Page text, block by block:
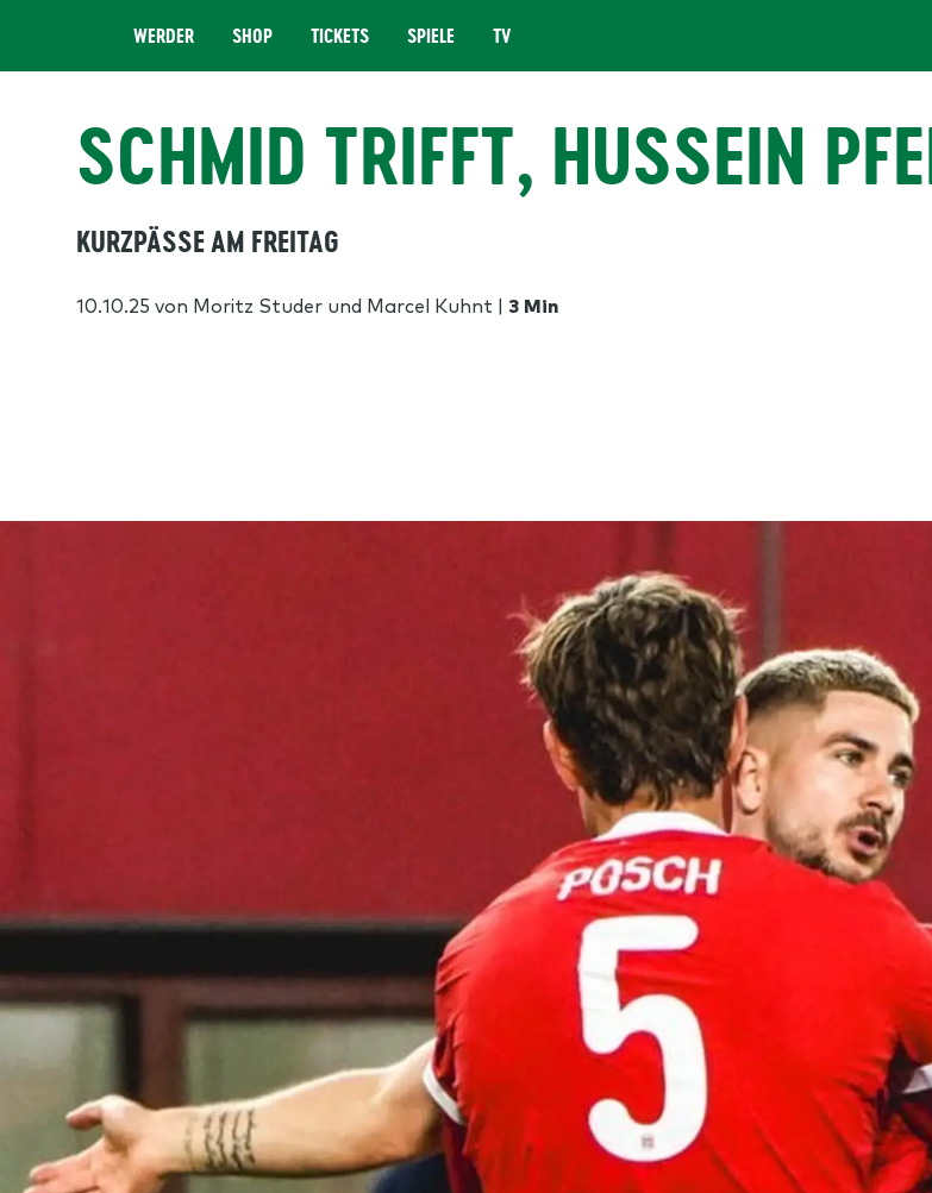
WERDER SHOP TICKETS SPIELE TV
SCHMID TRIFFT, HUSSEIN
KURZPÄSSE AM FREITAG
10.10.25 von Moritz Studer und Marcel Kuhnt | 3 Min